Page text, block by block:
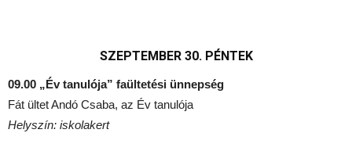
SZEPTEMBER 30. PÉNTEK
09.00 „Év tanulója” faültetési ünnepség
Fát ültet Andó Csaba, az Év tanulója
Helyszín: iskolakert